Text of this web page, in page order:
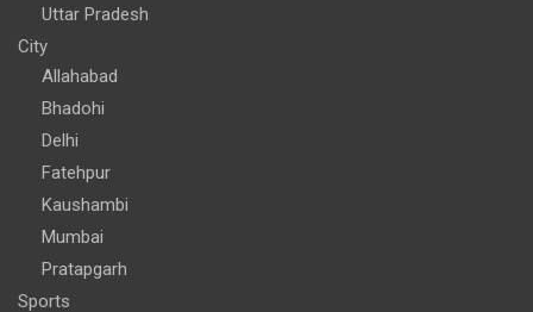
Uttar Pradesh
City
Allahabad
Bhadohi
Delhi
Fatehpur
Kaushambi
Mumbai
Pratapgarh
Sports